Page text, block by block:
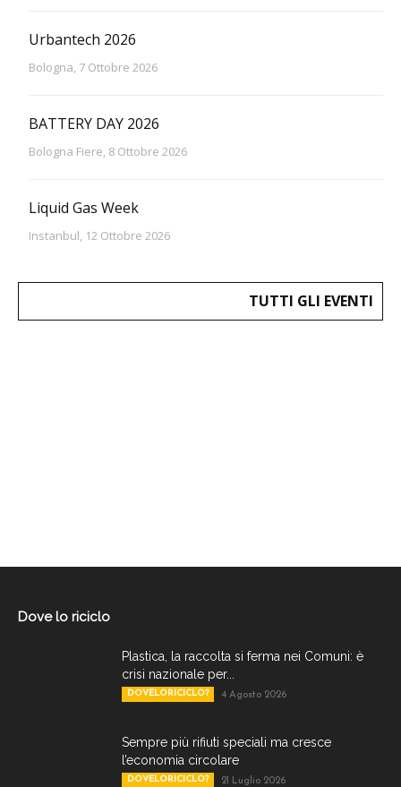
Urbantech 2026
Bologna, 7 Ottobre 2026
BATTERY DAY 2026
Bologna Fiere, 8 Ottobre 2026
Liquid Gas Week
Instanbul, 12 Ottobre 2026
TUTTI GLI EVENTI
Dove lo riciclo
Plastica, la raccolta si ferma nei Comuni: è
crisi nazionale per...
DOVELORICICLO? 4 Agosto 2026
Sempre più rifiuti speciali ma cresce
l’economia circolare
DOVELORICICLO? 21 Luglio 2026